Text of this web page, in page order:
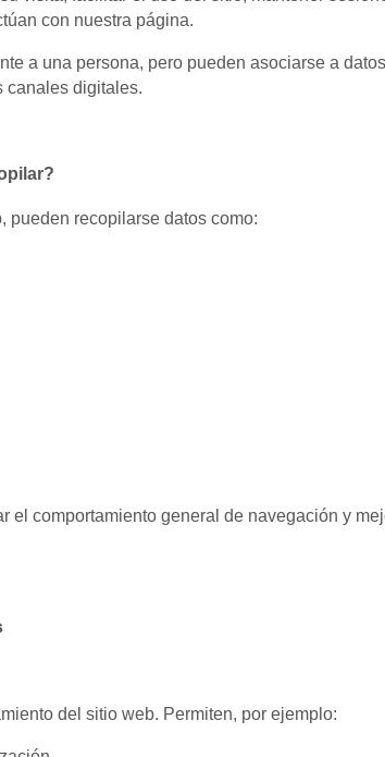
con nuestra página.
a una persona, pero pueden asociarse a
canales digitales.
pueden recopilarse datos como:
el comportamiento general de navegación y
del sitio web. Permiten, por ejemplo: